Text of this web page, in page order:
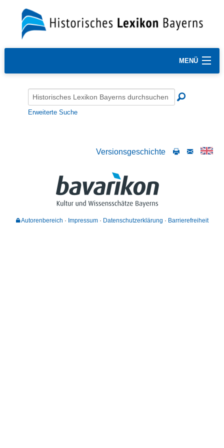
MENÜ
Erweiterte Suche
Versionsgeschichte
Autorenbereich Impressum Datenschutzerklärung Barrierefreiheit